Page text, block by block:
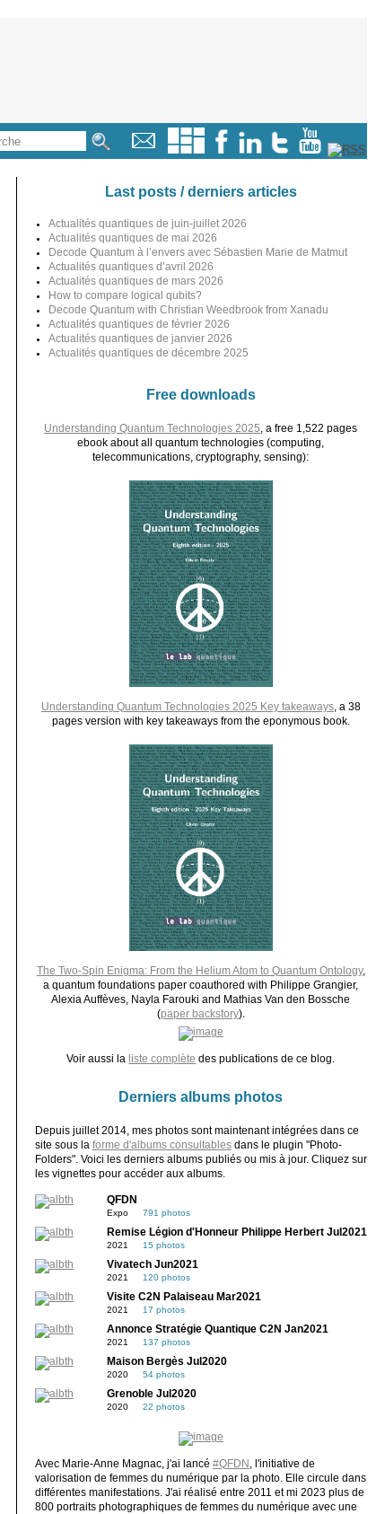
Last posts / derniers articles
Actualités quantiques de juin-juillet 2026
Actualités quantiques de mai 2026
Decode Quantum à l’envers avec Sébastien Marie de Matmut
Actualités quantiques d’avril 2026
Actualités quantiques de mars 2026
How to compare logical qubits?
Decode Quantum with Christian Weedbrook from Xanadu
Actualités quantiques de février 2026
Actualités quantiques de janvier 2026
Actualités quantiques de décembre 2025
Free downloads
Understanding Quantum Technologies 2025 , a free 1,522 pages
ebook about all quantum technologies (computing,
telecommunications, cryptography, sensing):
Understanding Quantum Technologies 2025 Key takeaways, a 38
pages version with key takeaways from the eponymous book.
The Two-Spin Enigma: From the Helium Atom to Quantum Ontology,
a quantum foundations paper coauthored with Philippe Grangier,
Alexia Auffèves, Nayla Farouki and Mathias Van den Bossche
(paper backstory).
Voir aussi la liste complète des publications de ce blog.
Derniers albums photos
Depuis juillet 2014, mes photos sont maintenant intégrées dans ce
site sous la forme d'albums consultablesdans le plugin "Photo-
Folders". Voici les derniers albums publiés ou mis à jour. Cliquez sur
les vignettes pour accéder aux albums.
QFDN
Expo 791 photos
Remise Légion d'Honneur Philippe Herbert Jul2021
2021 15 photos
Vivatech Jun2021
2021 120 photos
Visite C2N Palaiseau Mar2021
2021 17 photos
Annonce Stratégie Quantique C2N Jan2021
2021 137 photos
Maison Bergès Jul2020
2020 54 photos
Grenoble Jul2020
2020 22 photos
Avec Marie-Anne Magnac, j'ai lancé #QFDN
, l'initiative de
valorisation de femmes du numérique par la photo. Elle circule dans
différentes manifestations. J'ai réalisé entre 2011 et mi 2023 plus de
800 portraits photographiques de femmes du numérique avec une